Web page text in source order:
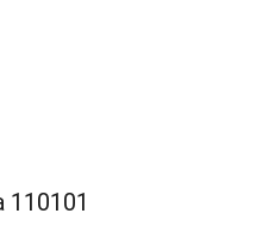
110101